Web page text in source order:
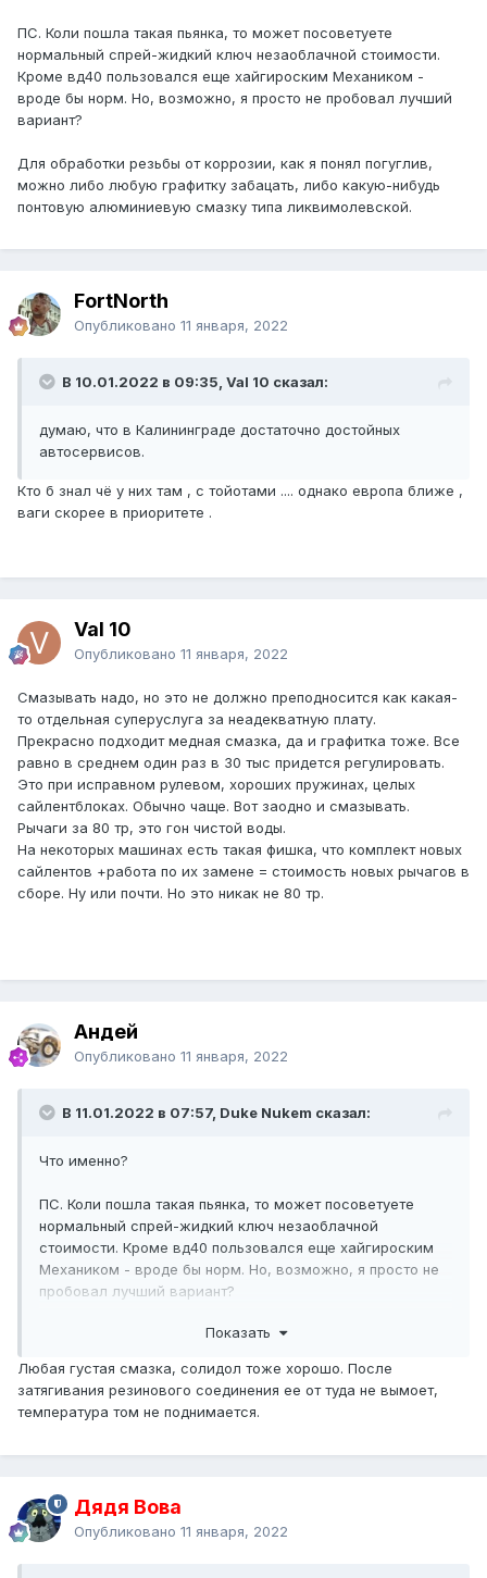
ПС. Коли пошла такая пьянка, то может посоветуете
нормальный спрей-жидкий ключ незаоблачной стоимости.
Кроме вд40 пользовался еще хайгироским Механиком -
вроде бы норм. Но, возможно, я просто не пробовал лучший
вариант?
Для обработки резьбы от коррозии, как я понял погуглив,
можно либо любую графитку забацать, либо какую-нибудь
понтовую алюминиевую смазку типа ликвимолевской.
FоrtNorth
Опубликовано 11 января, 2022
В 10.01.2022 в 09:35, Val 10 сказал:
думаю, что в Калининграде достаточно достойных
автосервисов.
Кто б знал чё у них там , с тойотами .... однако европа ближе ,
ваги скорее в приоритете .
Val 10
Опубликовано 11 января, 2022
Смазывать надо, но это не должно преподносится как какая-
то отдельная суперуслуга за неадекватную плату.
Прекрасно подходит медная смазка, да и графитка тоже. Все
равно в среднем один раз в 30 тыс придется регулировать.
Это при исправном рулевом, хороших пружинах, целых
сайлентблоках. Обычно чаще. Вот заодно и смазывать.
Рычаги за 80 тр, это гон чистой воды.
На некоторых машинах есть такая фишка, что комплект новых
сайлентов +работа по их замене = стоимость новых рычагов в
сборе. Ну или почти. Но это никак не 80 тр.
Андей
Опубликовано 11 января, 2022
В 11.01.2022 в 07:57, Duke Nukem сказал:
Что именно?
ПС. Коли пошла такая пьянка, то может посоветуете
нормальный спрей-жидкий ключ незаоблачной
стоимости. Кроме вд40 пользовался еще хайгироским
Механиком - вроде бы норм. Но, возможно, я просто не
пробовал лучший вариант?
Для обработки резьбы от коррозии, как я понял
какую-нибудь понтовую алюминиевую смазку типа
ликвимолевской.
Показать
Любая густая смазка, солидол тоже хорошо. После
затягивания резинового соединения ее от туда не вымоет,
температура том не поднимается.
Дядя Вова
Опубликовано 11 января, 2022